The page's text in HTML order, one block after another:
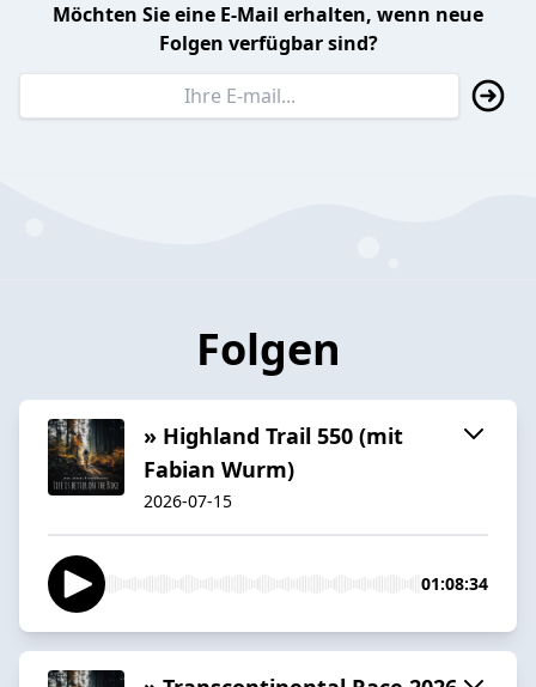
Möchten Sie eine E-Mail erhalten, wenn neue
Folgen verfügbar sind?
Folgen
» Highland Trail 550 (mit
Fabian Wurm)
2026-07-15
01:08:34